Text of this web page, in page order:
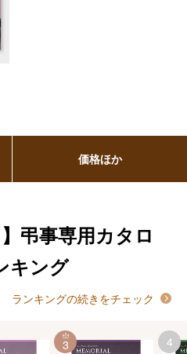
弔事専用カタロ
キング
ランキングの続きをチェック
3 4
価格ほか